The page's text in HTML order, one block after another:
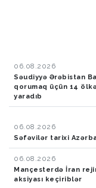
06.08.2026
Səudiyyə Ərəbistan
qorumaq üçün 14
yaradıb
06.08.2026
Səfəvilər tarixi
06.08.2026
Mançesterdə İran
aksiyası keçiriblər